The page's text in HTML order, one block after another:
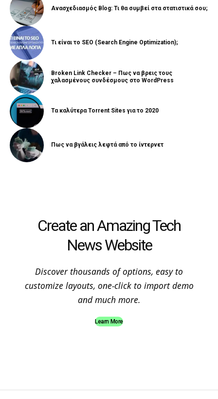
Ανασχεδιασμός Blog: Τι θα συμβεί στα στατιστικά σου;
Τι είναι το SEO (Search Engine Optimization);
Broken Link Checker – Πως να βρεις τους
χαλασμένους συνδέσμους στο WordPress
Τα καλύτερα Torrent Sites για το 2020
Πως να βγάλεις λεφτά από το ίντερνετ
Create an Amazing Tech
News Website
Discover thousands of options, easy to
customize layouts, one-click to import demo
and much more.
Learn More